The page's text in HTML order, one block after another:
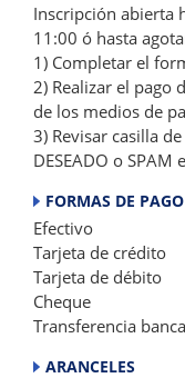
Inscripción abierta
11:00 ó hasta
1) Completar el
2) Realizar el pago
de los medios de
3) Revisar casilla
DESEADO o
FORMAS DE PAGO
Efectivo
Tarjeta de crédito
Tarjeta de débito
Cheque
Transferencia
ARANCELES